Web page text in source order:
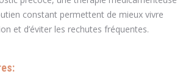
constant permettent de mieux vivre
et d’éviter les rechutes fréquentes.